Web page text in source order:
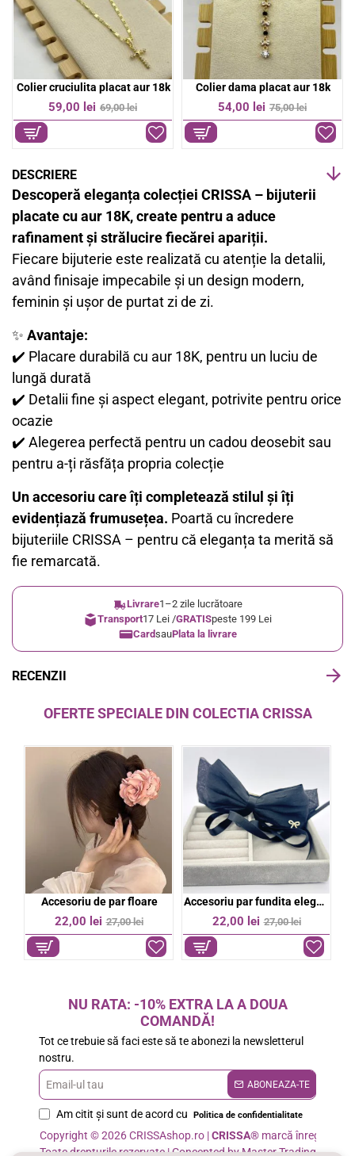
-20%
Colier dama placat aur 18k
59,00 lei 74,00 lei
OFERTA
Colier dama placat aur 18k
43,00 lei
DESCRIERE
Descoperă eleganța colecției CRISSA – bijuterii
placate cu aur 18K, create pentru a aduce
rafinament și strălucire fiecărei apariții.
Fiecare bijuterie este realizată cu atenție la detalii,
având finisaje impecabile și un design modern,
feminin și ușor de purtat zi de zi.
✨ Avantaje:
✔️ Placare durabilă cu aur 18K, pentru un luciu de
lungă durată
✔️ Detalii fine și aspect elegant, potrivite pentru orice
ocazie
✔️ Alegerea perfectă pentru un cadou deosebit sau
pentru a-ți răsfăța propria colecție
Un accesoriu care îți completează stilul și îți
evidențiază frumusețea. Poartă cu încredere
bijuteriile CRISSA – pentru că eleganța ta merită să
fie remarcată.
Livrare1–2 zile lucrătoare
Transport17 Lei /GRATISpeste 199 Lei
CardsauPlata la livrare
RECENZII
OFERTE SPECIALE DIN COLECTIA CRISSA
-21%
27,00 lei 34,00 lei
-20%
Bereta colorata dama
39,00 lei 49,00 lei
NU RATA: -10% EXTRA LA A DOUA
COMANDĂ!
Tot ce trebuie să faci este să te abonezi la newsletterul
nostru.
Email-
ul
tau
ABONEAZA-TE
Am citit şi sunt de acord cu Politica de confidentialitate
Copyright © 2026 CRISSAshop.ro |CRISSA® marcă înregistrată
Toate drepturile rezervate | Concepted by Master Trading